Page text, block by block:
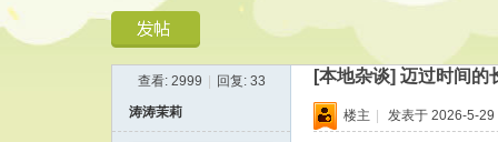
林
查看: 2999 回复: 33 [本地杂谈] 迈过时间的
涛涛茉莉 楼主 | 发表于 2026-5-